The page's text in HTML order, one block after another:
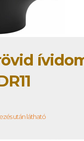
után látható